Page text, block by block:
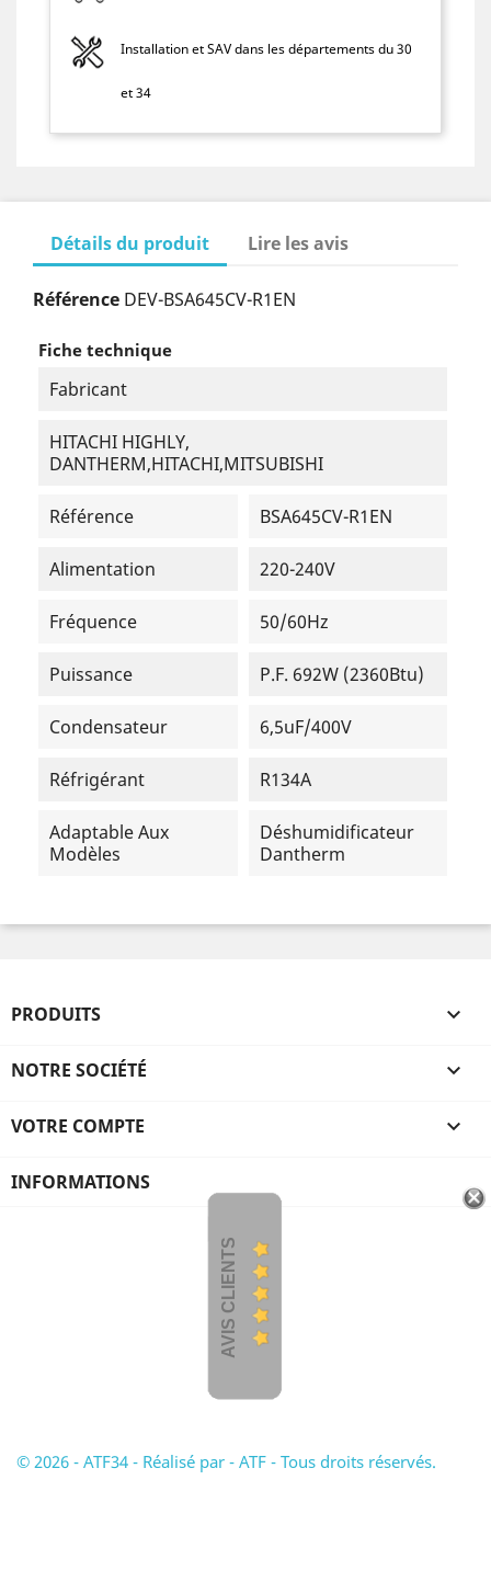
Installation et SAV dans les départements du 30
et 34
Détails du produit Lire les avis
Référence DEV-BSA645CV-R1EN
Fiche technique
Fabricant
HITACHI HIGHLY,
DANTHERM,HITACHI,MITSUBISHI
Référence BSA645CV-R1EN
Alimentation 220-240V
Fréquence 50/60Hz
Puissance P.F. 692W (2360Btu)
Condensateur 6,5uF/400V
Réfrigérant R134A
Adaptable Aux
Modèles
Déshumidificateur
Dantherm
PRODUITS 
NOTRE SOCIÉTÉ 
VOTRE COMPTE 
INFORMATIONS
AVIS CLIENTS
© 2026 - ATF34 - Réalisé par - ATF - Tous droits réservés.